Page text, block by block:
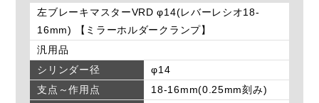
左ブレーキマスターVRD φ14(レバーレシオ18-
16mm) 【ミラーホルダークランプ】
汎用品
シリンダー径
φ14
支点～作用点
18-16mm(0.25mm刻み)